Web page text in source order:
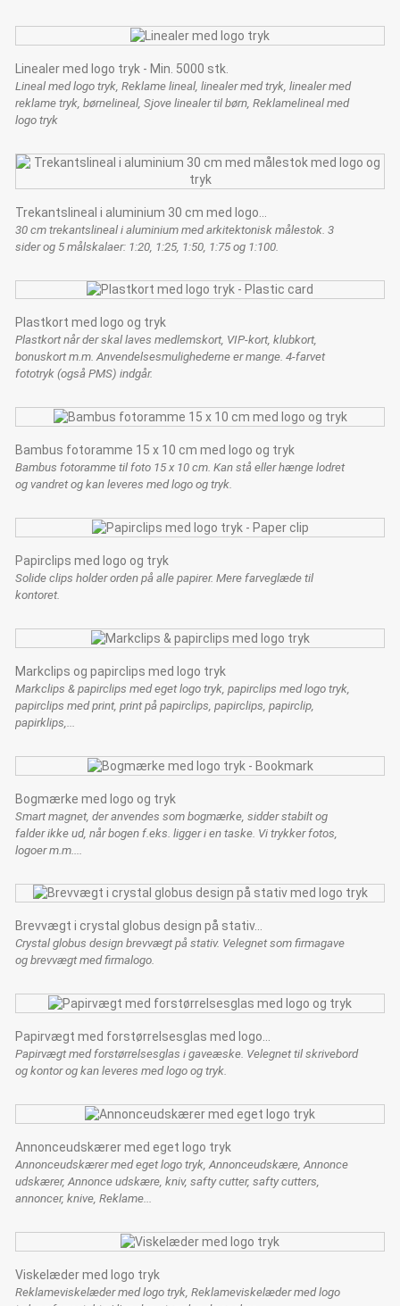
Linealer med logo tryk - Min. 5000 stk.
Lineal med logo tryk, Reklame lineal, linealer med tryk, linealer med
reklame tryk, børnelineal, Sjove linealer til børn, Reklamelineal med
logo tryk
Trekantslineal i aluminium 30 cm med logo...
30 cm trekantslineal i aluminium med arkitektonisk målestok. 3
sider og 5 målskalaer: 1:20, 1:25, 1:50, 1:75 og 1:100.
Plastkort med logo og tryk
Plastkort når der skal laves medlemskort, VIP-kort, klubkort,
bonuskort m.m. Anvendelsesmulighederne er mange. 4-farvet
fototryk (også PMS) indgår.
Bambus fotoramme 15 x 10 cm med logo og tryk
Bambus fotoramme til foto 15 x 10 cm. Kan stå eller hænge lodret
og vandret og kan leveres med logo og tryk.
Papirclips med logo og tryk
Solide clips holder orden på alle papirer. Mere farveglæde til
kontoret.
Markclips og papirclips med logo tryk
Markclips & papirclips med eget logo tryk, papirclips med logo tryk,
papirclips med print, print på papirclips, papirclips, papirclip,
papirklips,...
Bogmærke med logo og tryk
Smart magnet, der anvendes som bogmærke, sidder stabilt og
falder ikke ud, når bogen f.eks. ligger i en taske. Vi trykker fotos,
logoer m.m....
Brevvægt i crystal globus design på stativ...
Crystal globus design brevvægt på stativ. Velegnet som firmagave
og brevvægt med firmalogo.
Papirvægt med forstørrelsesglas med logo...
Papirvægt med forstørrelsesglas i gaveæske. Velegnet til skrivebord
og kontor og kan leveres med logo og tryk.
Annonceudskærer med eget logo tryk
Annonceudskærer med eget logo tryk, Annonceudskære, Annonce
udskærer, Annonce udskære, kniv, safty cutter, safty cutters,
annoncer, knive, Reklame...
Viskelæder med logo tryk
Reklameviskelæder med logo tryk, Reklameviskelæder med logo